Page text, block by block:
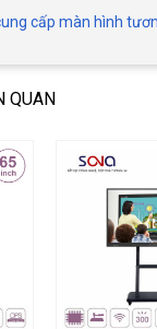
cấp màn hình
QUAN